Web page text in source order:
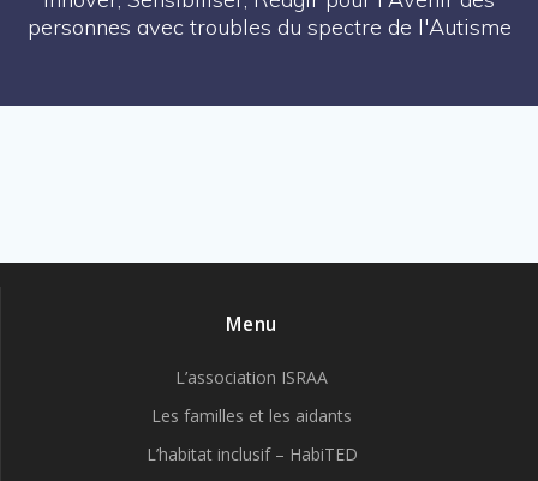
personnes avec troubles du spectre de l'Autisme
Menu
L’association ISRAA
Les familles et les aidants
L’habitat inclusif – HabiTED